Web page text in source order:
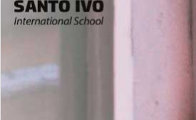
Com imersão
Finais